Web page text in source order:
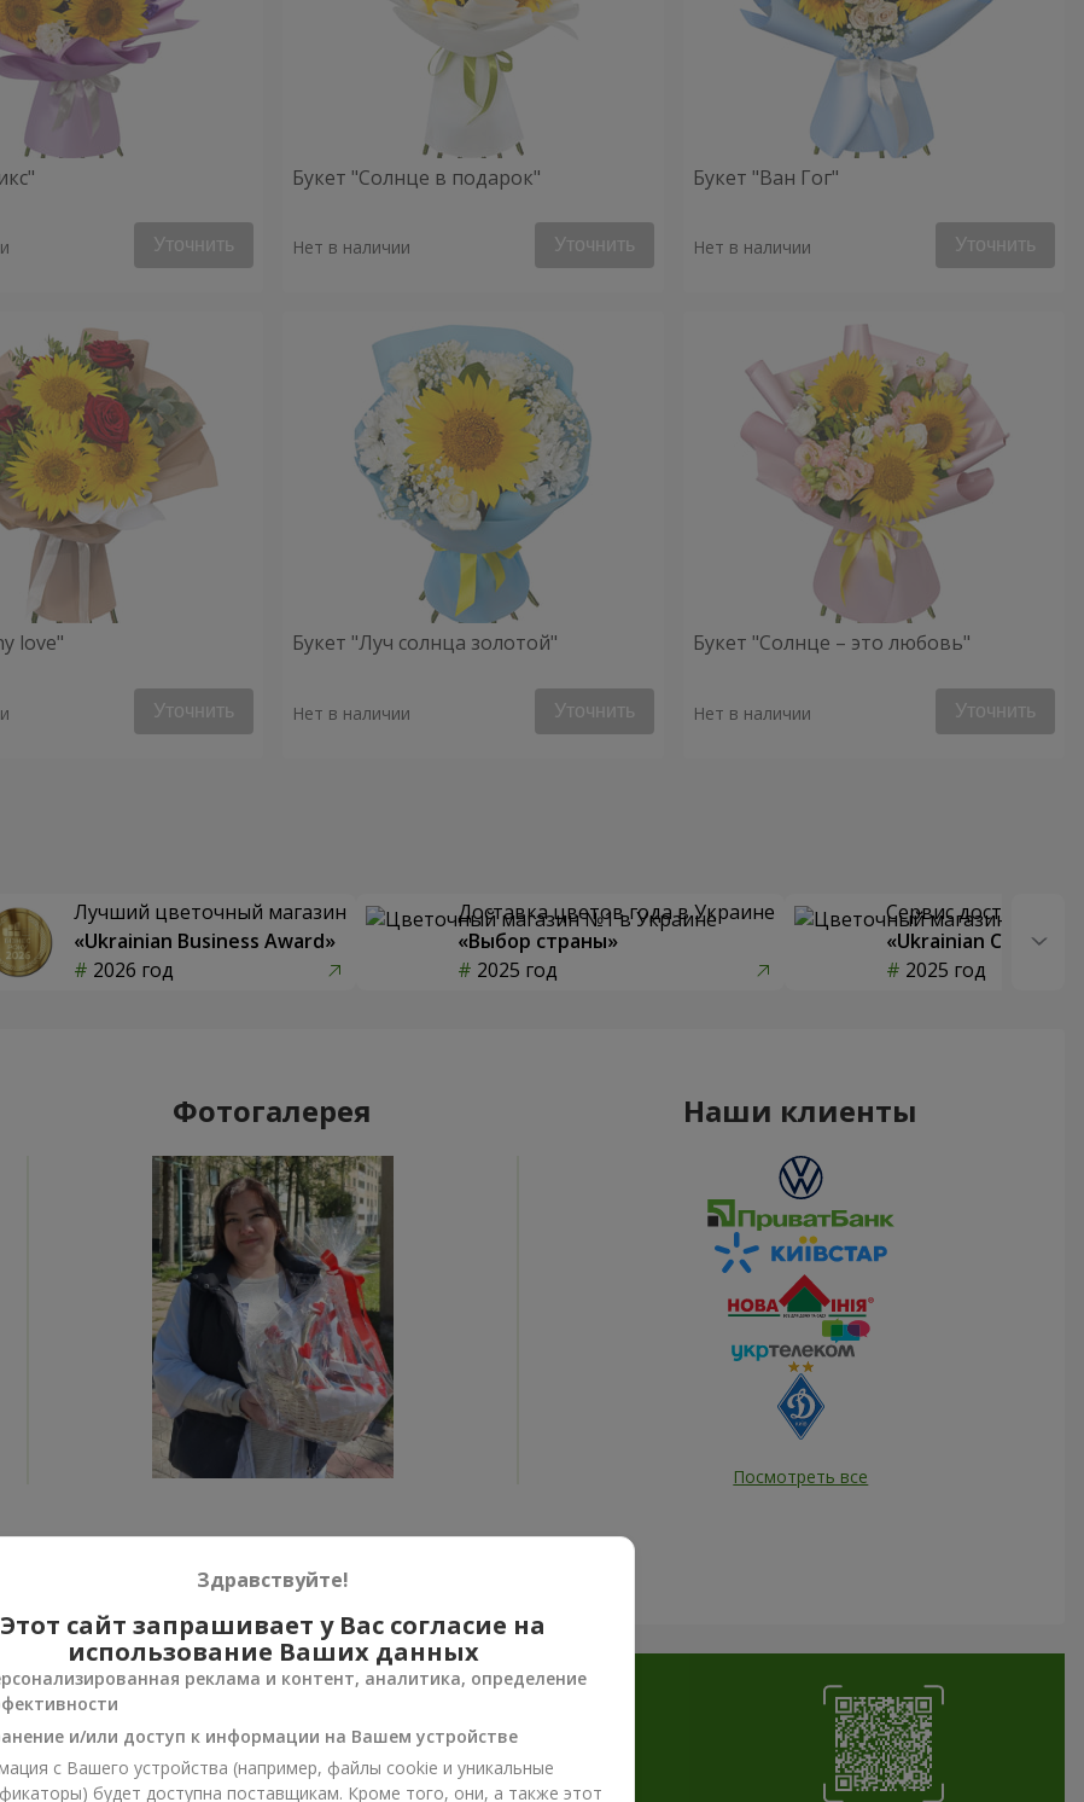
Уточнить
Букет "Солнце в подарок"
Нет в наличии Уточнить
Букет "Ван Гог"
Нет в наличии Уточнить
love"
Уточнить
Букет "Луч солнца золотой"
Нет в наличии Уточнить
Букет "Солнце – это любовь"
Нет в наличии Уточнить
Лучший цветочный магазин
«Ukrainian Business Award»
2026 год
Доставка цветов года в Украине
«Выбор страны»
2025 год
Сервис доставки
«Ukrainian Choice»
2025 год
Фотогалерея
Все фото доставок
Заказать этот товар
Наши клиенты
Посмотреть все
Здравствуйте!
Этот сайт запрашивает у Вас согласие на
использование Ваших данных
реклама и контент, аналитика, определение
и/или доступ к информации на Вашем устройстве
с Вашего устройства (например, файлы cookie и уникальные
будет доступна поставщикам. Кроме того, они, а также этот